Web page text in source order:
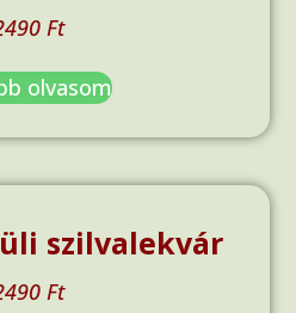
Ft
olvasom
szilvalekvár
Ft